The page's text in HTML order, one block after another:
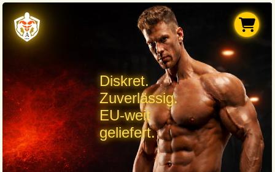
Diskret.
Zuverlässig.
EU-weit
geliefert.